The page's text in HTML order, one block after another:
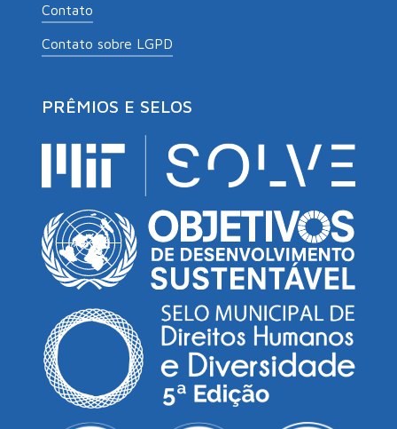
Contato
Contato sobre LGPD
PRÊMIOS E SELOS